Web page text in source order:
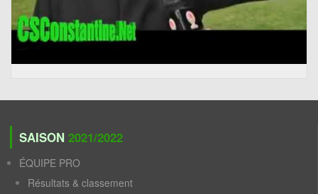
SAISON 2021/2022
ÉQUIPE PRO
Résultats & classement